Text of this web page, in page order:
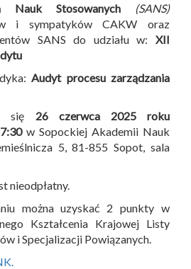
Nauk Stosowanych
(SANS)
i sympatyków CAKW oraz
SANS do udziału w: XII
Audyt procesu zarządzania
się 26 czerwca 2025 roku
w Sopockiej Akademii Nauk
5, 81-855 Sopot, sala
nieodpłatny.
można uzyskać 2 punkty w
Kształcenia Krajowej Listy
i Specjalizacji Powiązanych.